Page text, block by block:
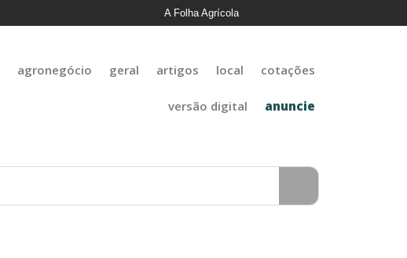
A Folha Agrícola
agronegócio geral artigos local cotações
versão digital anuncie